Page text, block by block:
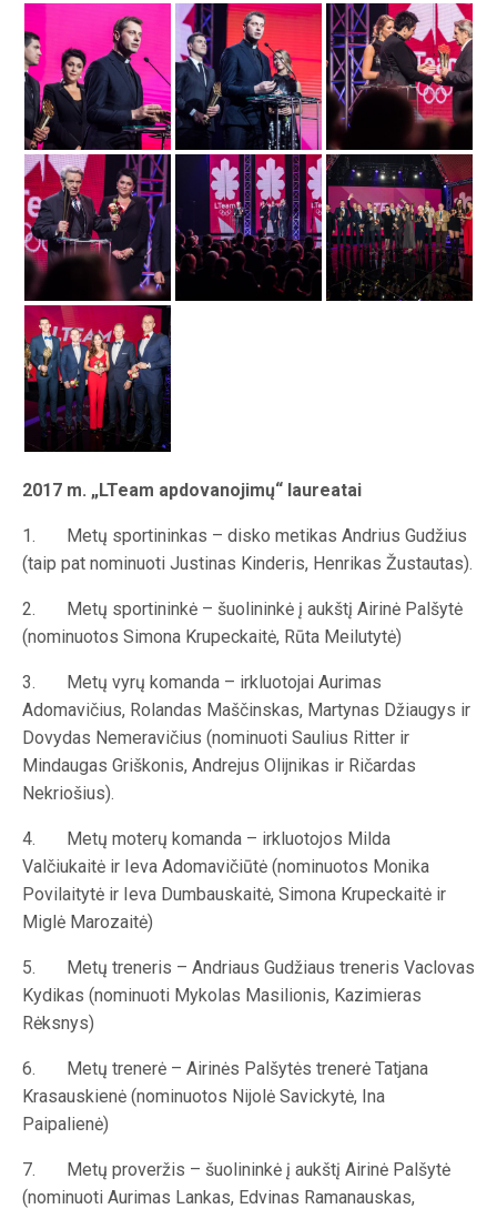
2017 m. „LTeam apdovanojimų“ laureatai
1. Metų sportininkas – disko metikas Andrius Gudžius
(taip pat nominuoti Justinas Kinderis, Henrikas Žustautas).
2. Metų sportininkė – šuolininkė į aukštį Airinė Palšytė
(nominuotos Simona Krupeckaitė, Rūta Meilutytė)
3. Metų vyrų komanda – irkluotojai Aurimas
Adomavičius, Rolandas Maščinskas, Martynas Džiaugys ir
Dovydas Nemeravičius (nominuoti Saulius Ritter ir
Mindaugas Griškonis, Andrejus Olijnikas ir Ričardas
Nekriošius).
4. Metų moterų komanda – irkluotojos Milda
Valčiukaitė ir Ieva Adomavičiūtė (nominuotos Monika
Povilaitytė ir Ieva Dumbauskaitė, Simona Krupeckaitė ir
Miglė Marozaitė)
5. Metų treneris – Andriaus Gudžiaus treneris Vaclovas
Kydikas (nominuoti Mykolas Masilionis, Kazimieras
Rėksnys)
6. Metų trenerė – Airinės Palšytės trenerė Tatjana
Krasauskienė (nominuotos Nijolė Savickytė, Ina
Paipalienė)
7. Metų proveržis – šuolininkė į aukštį Airinė Palšytė
(nominuoti Aurimas Lankas, Edvinas Ramanauskas,